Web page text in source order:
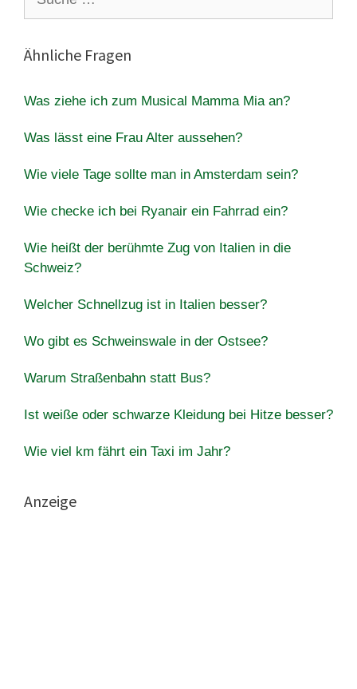
nach:
Ähnliche Fragen
Was ziehe ich zum Musical Mamma Mia an?
Was lässt eine Frau Alter aussehen?
Wie viele Tage sollte man in Amsterdam sein?
Wie checke ich bei Ryanair ein Fahrrad ein?
Wie heißt der berühmte Zug von Italien in die
Schweiz?
Welcher Schnellzug ist in Italien besser?
Wo gibt es Schweinswale in der Ostsee?
Warum Straßenbahn statt Bus?
Ist weiße oder schwarze Kleidung bei Hitze besser?
Wie viel km fährt ein Taxi im Jahr?
Anzeige